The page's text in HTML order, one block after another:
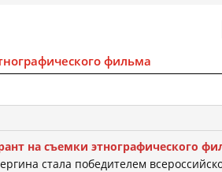
фильма
на съемки этнографического
стала победителем